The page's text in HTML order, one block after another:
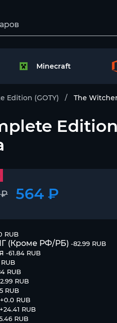
Minecraft
Edition (GOTY) The
₽ 564 ₽
RUB
(Кроме РФ/РБ) -82.99 RUB
-61.84 RUB
RUB
RUB
RUB
+0.0 RUB
+24.41 RUB
RUB